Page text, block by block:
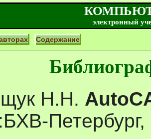
электронный
Содержание
Н.Н.
Петербург,